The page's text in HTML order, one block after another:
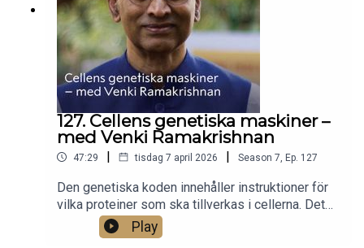
127. Cellens genetiska maskiner –
med Venki Ramakrishnan
47:29 | tisdag 7 april 2026 | Season 7 Ep. 127
Den genetiska koden innehåller instruktioner för
vilka proteiner som ska tillverkas i cellerna. Det
tog forskarna flera decennier att lära sig tolka
denna kod, men i cellen sker processen
Play